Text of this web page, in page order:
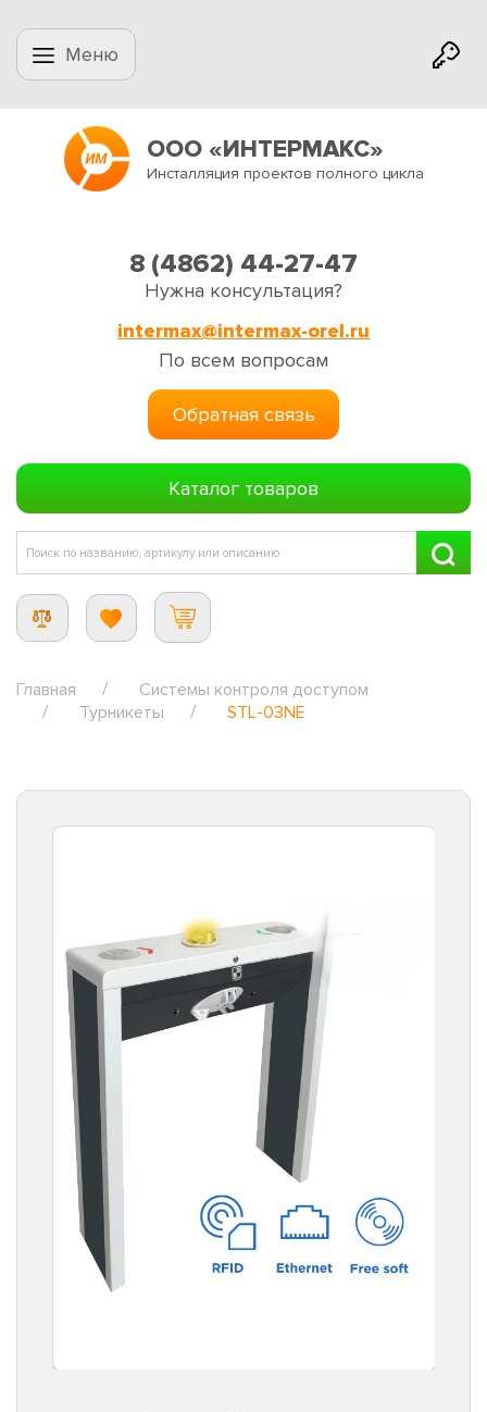
Меню
ООО «ИНТЕРМАКС»
Инсталляция проектов полного цикла
8 (4862) 44-27-47
Нужна консультация?
intermax@intermax-orel.ru
По всем вопросам
Обратная связь
Каталог товаров
Главная
Системы контроля доступом
Турникеты
STL-03NE